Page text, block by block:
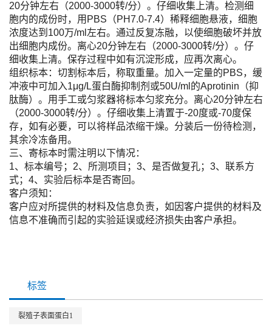
20分钟左右（2000-3000转/分）。仔细收集上清。检测细
胞内的成份时，用PBS（PH7.0-7.4）稀释细胞悬液，细胞
浓度达到100万/ml左右。通过反复冻融，以使细胞破坏并放
出细胞内成份。离心20分钟左右（2000-3000转/分）。仔
细收集上清。保存过程中如有沉淀形成，应再次离心。
组织标本：切割标本后，称取重量。加入一定量的PBS，缓
冲液中可加入1μg/L蛋白酶抑制剂或50U/ml的Aprotinin（抑
肽酶）。用手工或匀浆器将标本匀浆充分。离心20分钟左右
（2000-3000转/分）。仔细收集上清置于-20度或-70度保
存，如有必要，可以将样品浓缩干燥。分装后一份待检测，
其余冷冻备用。
三、寄标本时需注明以下情况：
1、标本编号；2、所测项目；3、是否做复孔；3、联系方
式；4、实验后标本是否寄回。
客户须知：
客户应对所提供的材料及信息负责，如因客户提供的材料及
信息不准确而引起的实验延误或经济损失由客户承担。
标签
裂殖子表面蛋白1